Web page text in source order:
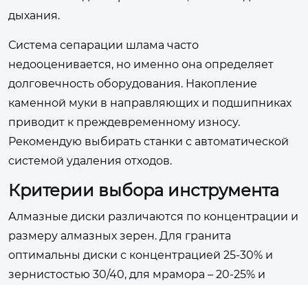
дыхания.
Система сепарации шлама часто
недооценивается, но именно она определяет
долговечность оборудования. Накопление
каменной муки в направляющих и подшипниках
приводит к преждевременному износу.
Рекомендую выбирать станки с автоматической
системой удаления отходов.
Критерии выбора инструмента
Алмазные диски различаются по концентрации и
размеру алмазных зерен. Для гранита
оптимальны диски с концентрацией 25-30% и
зернистостью 30/40, для мрамора – 20-25% и